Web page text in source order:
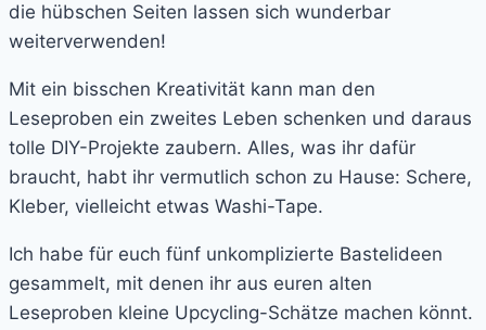
die hübschen Seiten lassen sich wunderbar
weiterverwenden!
Mit ein bisschen Kreativität kann man den
Leseproben ein zweites Leben schenken und daraus
tolle DIY-Projekte zaubern. Alles, was ihr dafür
braucht, habt ihr vermutlich schon zu Hause: Schere,
Kleber, vielleicht etwas Washi-Tape.
Ich habe für euch fünf unkomplizierte Bastelideen
gesammelt, mit denen ihr aus euren alten
Leseproben kleine Upcycling-Schätze machen könnt.